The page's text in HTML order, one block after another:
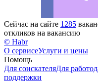
Сейчас на сайте 1285
откликов на вакансию
© Habr
О сервисеУслуги и цены
Помощь
Для соискателяДля
поддержки